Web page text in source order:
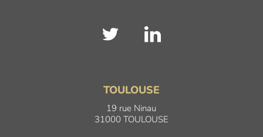
TOULOUSE
19 rue Ninau
31000 TOULOUSE